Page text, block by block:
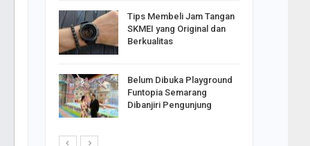
Tips Membeli Jam Tangan
SKMEI yang Original dan
Berkualitas
Belum Dibuka Playground
Funtopia Semarang
Dibanjiri Pengunjung